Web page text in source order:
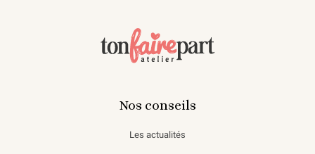
Nos conseils
Les actualités